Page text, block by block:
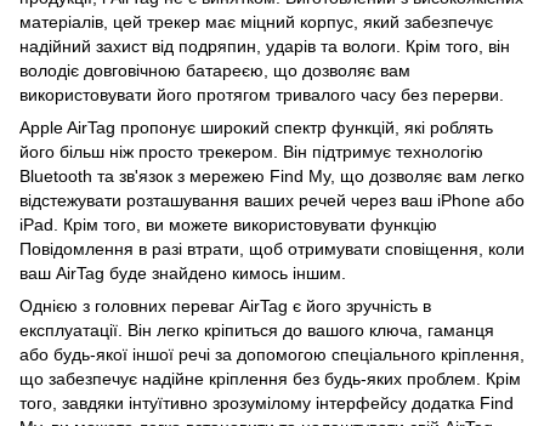
матеріалів, цей трекер має міцний корпус, який забезпечує
надійний захист від подряпин, ударів та вологи. Крім того, він
володіє довговічною батареєю, що дозволяє вам
використовувати його протягом тривалого часу без перерви.
Apple AirTag пропонує широкий спектр функцій, які роблять
його більш ніж просто трекером. Він підтримує технологію
Bluetooth та зв'язок з мережею Find My, що дозволяє вам легко
відстежувати розташування ваших речей через ваш iPhone або
iPad. Крім того, ви можете використовувати функцію
Повідомлення в разі втрати, щоб отримувати сповіщення, коли
ваш AirTag буде знайдено кимось іншим.
Однією з головних переваг AirTag є його зручність в
експлуатації. Він легко кріпиться до вашого ключа, гаманця
або будь-якої іншої речі за допомогою спеціального кріплення,
що забезпечує надійне кріплення без будь-яких проблем. Крім
того, завдяки інтуїтивно зрозумілому інтерфейсу додатка Find